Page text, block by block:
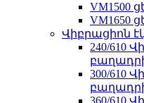
VM1500
VM1650
Վիբրացիոն
240/610
300/610
360/610